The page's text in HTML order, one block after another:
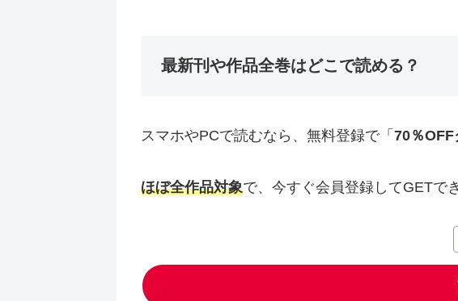
最新刊や作品全巻はどこで読める？
スマホやPCで読むなら、無料登録で「 70％OFF
ほぼ全作品対象で、今すぐ会員登録してGETで